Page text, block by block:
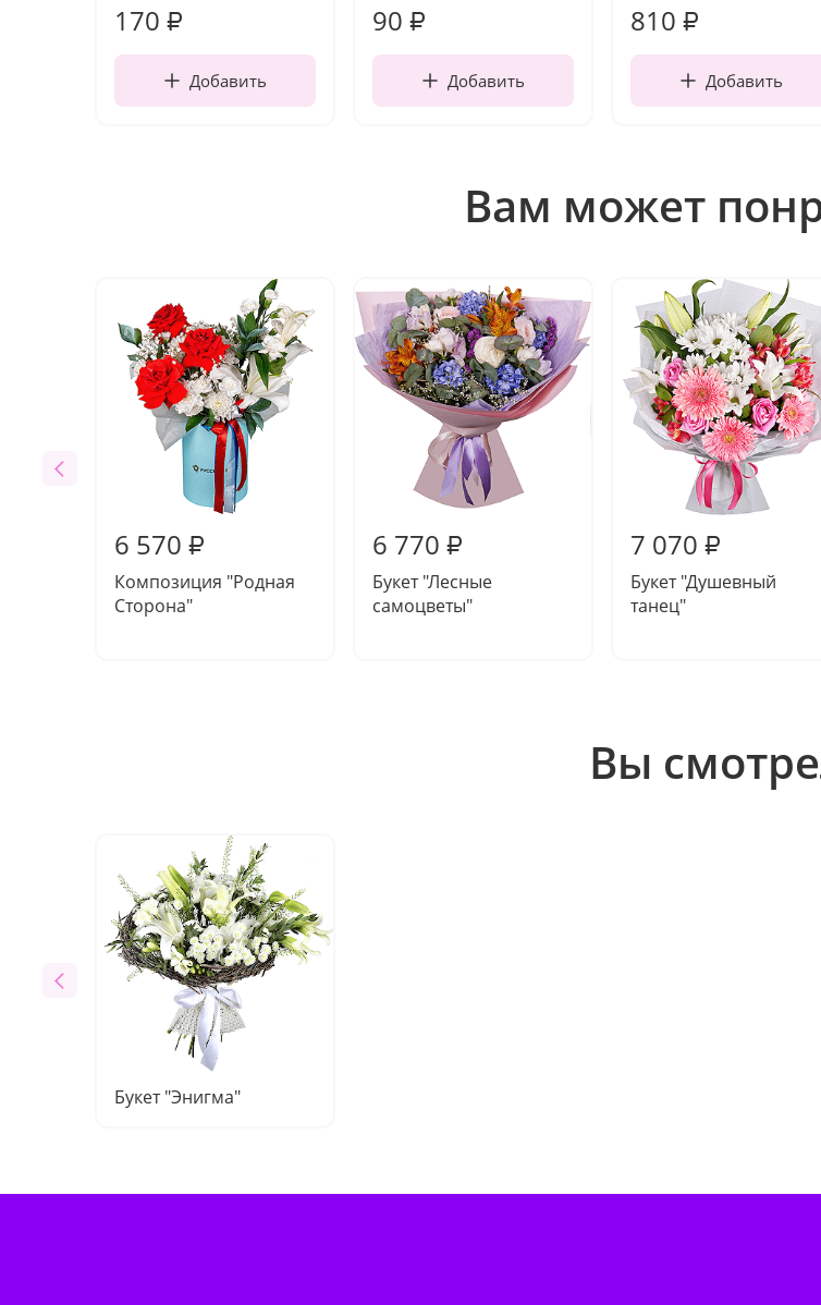
170 ₽
Добавить
90 ₽
Добавить
810 ₽
Добавить
Вам может
6 570 ₽
Композиция "Родная
Сторона"
6 770 ₽
Букет "Лесные
самоцветы"
7 070 ₽
Букет "Душевный
танец"
Вы
Букет "Энигма"